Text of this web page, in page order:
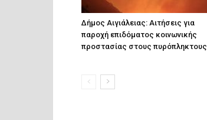
Δήμος Αιγιάλειας: Αιτήσεις για
παροχή επιδόματος κοινωνικής
προστασίας στους πυρόπληκτους